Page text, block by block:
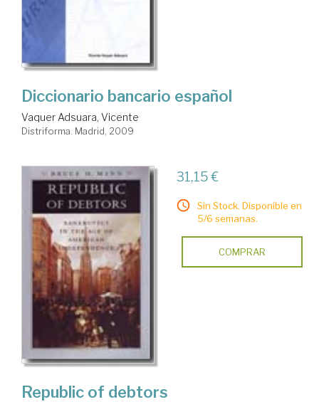
Diccionario bancario español
Vaquer Adsuara, Vicente
Distriforma. Madrid, 2009
31,15 €
Sin Stock. Disponible en
5/6 semanas.
COMPRAR
Republic of debtors